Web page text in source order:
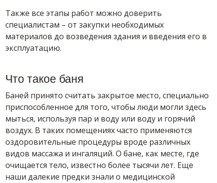
Также все этапы работ можно доверить
специалистам – от закупки необходимых
материалов до возведения здания и введения его в
эксплуатацию.
Что такое баня
Баней принято считать закрытое место, специально
приспособленное для того, чтобы люди могли здесь
мыться, используя пар и воду или воду и горячий
воздух. В таких помещениях часто применяются
оздоровительные процедуры вроде различных
видов массажа и ингаляций. О бане, как месте, где
очищается тело, известно более тысячи лет. Еще
наши далекие предки знали о медицинской